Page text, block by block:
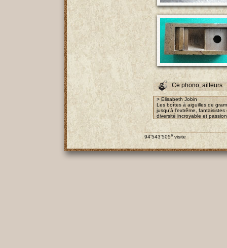
Ce phono, ailleurs
> Elisabeth Jobin
Les boîtes à aiguilles de
jusqu’à l’extrême,
diversité incroyable et
94'543'505e visite